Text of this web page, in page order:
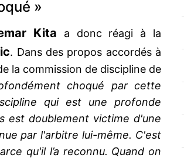
»
Kita a donc réagi à la
. Dans des propos accordés à
la commission de discipline de
choqué par cette
qui est une profonde
est doublement victime d'une
par l'arbitre lui-même. C'est
qu'il l’a reconnu. Quand on